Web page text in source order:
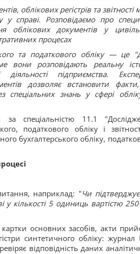
облікових регістрів та звітності
у справі. Розповідаємо про
облікових документів у
процесах
та податкового обліку — це
вони розповідають реальну
діяльності підприємства.
дозволяє встановити
спеціальних знань у сфері
за спеціальністю 11.1
податкового обліку і
бухгалтерського обліку,
наприклад: "Чи
у кількості 5 одиниць вартістю
картки основних засобів, акти
синтетичного обліку:
відповідність даних